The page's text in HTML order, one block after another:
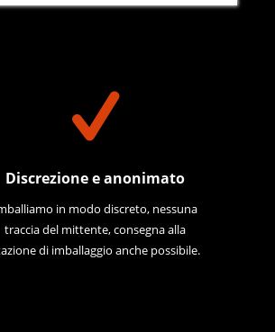
Discrezione e anonimato
in modo discreto, nessuna
traccia del mittente, consegna alla
di imballaggio anche possibile.